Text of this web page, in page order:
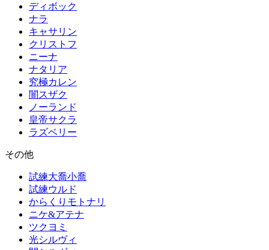
ディボック
ナラ
キャサリン
クリストフ
ニーナ
ナタリア
究極カレン
闇スザク
ノーランド
皇帝サクラ
ラズベリー
その他
試練大喬小喬
試練ウルド
からくりモトナリ
ニケ&アテナ
ツクヨミ
光シルヴィ